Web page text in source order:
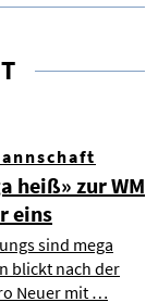
heiß» zur WM
eins
sind mega
blickt nach der
Neuer mit …